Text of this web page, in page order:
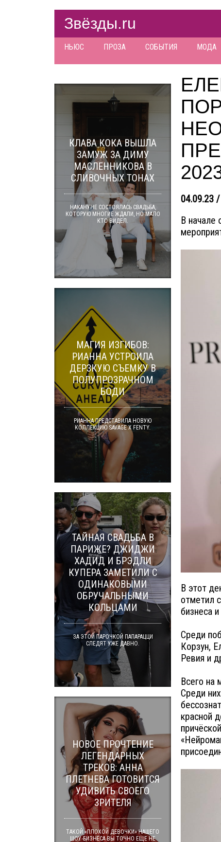
Звёзды.ru
НЬЮС ПРОЗА СОБЫТИЯ МОДА
04.09.23
В начале
В этот
отметил
бизнеса
Среди
Корзун,
Ревия и
Всего на
Среди
красной
КЛАВА КОКА ВЫШЛА
ЗАМУЖ ЗА ДИМУ
МАСЛЕННИКОВА В
СЛИВОЧНЫХ ТОНАХ
НАКАНУНЕ СОСТОЯЛАСЬ СВАДЬБА,
КОТОРУЮ МНОГИЕ ЖДАЛИ, НО МАЛО
КТО ВИДЕЛ.
МАГИЯ ИЗГИБОВ:
РИАННА УСТРОИЛА
ДЕРЗКУЮ СЪЕМКУ В
ПОЛУПРОЗРАЧНОМ
БОДИ
РИАННА ПРЕДСТАВИЛА НОВУЮ
КОЛЛЕКЦИЮ SAVAGE X FENTY.
ТАЙНАЯ СВАДЬБА В
ПАРИЖЕ? ДЖИДЖИ
ХАДИД И БРЭДЛИ
КУПЕРА ЗАМЕТИЛИ С
ОДИНАКОВЫМИ
ОБРУЧАЛЬНЫМИ
КОЛЬЦАМИ
ЗА ЭТОЙ ПАРОЧКОЙ ПАПАРАЦЦИ
СЛЕДЯТ УЖЕ ДАВНО.
НОВОЕ ПРОЧТЕНИЕ
ЛЕГЕНДАРНЫХ
ТРЕКОВ: АННА
ПЛЕТНЕВА ГОТОВИТСЯ
УДИВИТЬ СВОЕГО
ЗРИТЕЛЯ
ТАКОЙ «ПЛОХОЙ ДЕВОЧКИ» НАШЕГО
ШОУ-БИЗНЕСА ВЫ ТОЧНО ЕЩЕ НЕ